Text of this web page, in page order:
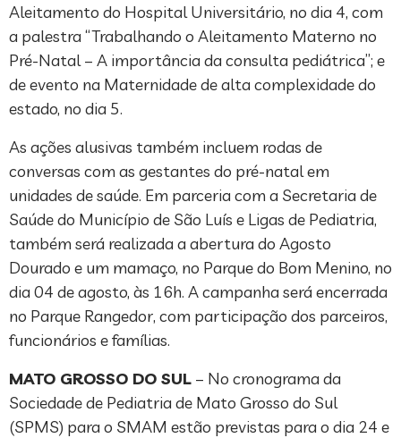
Aleitamento do Hospital Universitário, no dia 4, com
a palestra “Trabalhando o Aleitamento Materno no
Pré-Natal – A importância da consulta pediátrica”; e
de evento na Maternidade de alta complexidade do
estado, no dia 5.
As ações alusivas também incluem rodas de
conversas com as gestantes do pré-natal em
unidades de saúde. Em parceria com a Secretaria de
Saúde do Município de São Luís e Ligas de Pediatria,
também será realizada a abertura do Agosto
Dourado e um mamaço, no Parque do Bom Menino, no
dia 04 de agosto, às 16h. A campanha será encerrada
no Parque Rangedor, com participação dos parceiros,
funcionários e famílias.
MATO GROSSO DO SUL – No cronograma da
Sociedade de Pediatria de Mato Grosso do Sul
(SPMS) para o SMAM estão previstas para o dia 24 e